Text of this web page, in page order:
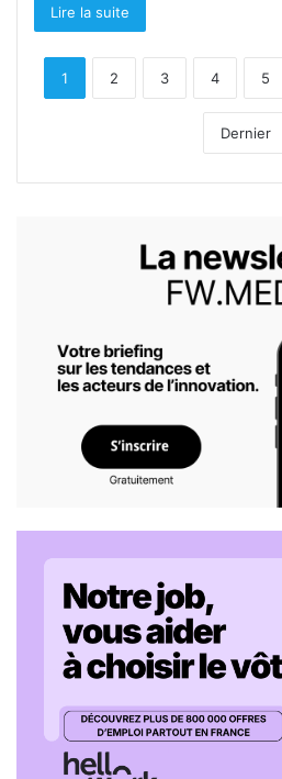
Lire la suite
1 2 3 4 5
Dernier